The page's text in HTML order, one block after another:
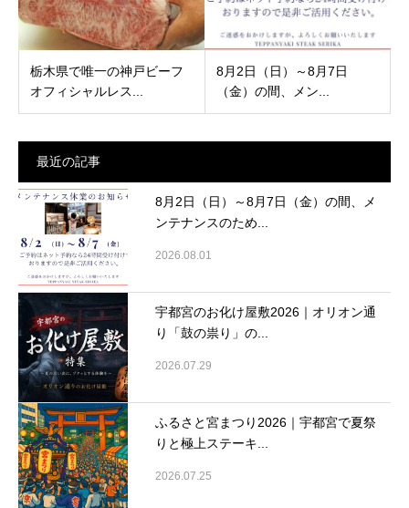
栃木県で唯一の神戸ビーフ
オフィシャルレス...
8月2日（日）～8月7日
（金）の間、メン...
最近の記事
8月2日（日）～8月7日（金）の間、メ
ンテナンスのため...
2026.08.01
宇都宮のお化け屋敷2026｜オリオン通
り「鼓の祟り」の...
2026.07.29
ふるさと宮まつり2026｜宇都宮で夏祭
りと極上ステーキ...
2026.07.25